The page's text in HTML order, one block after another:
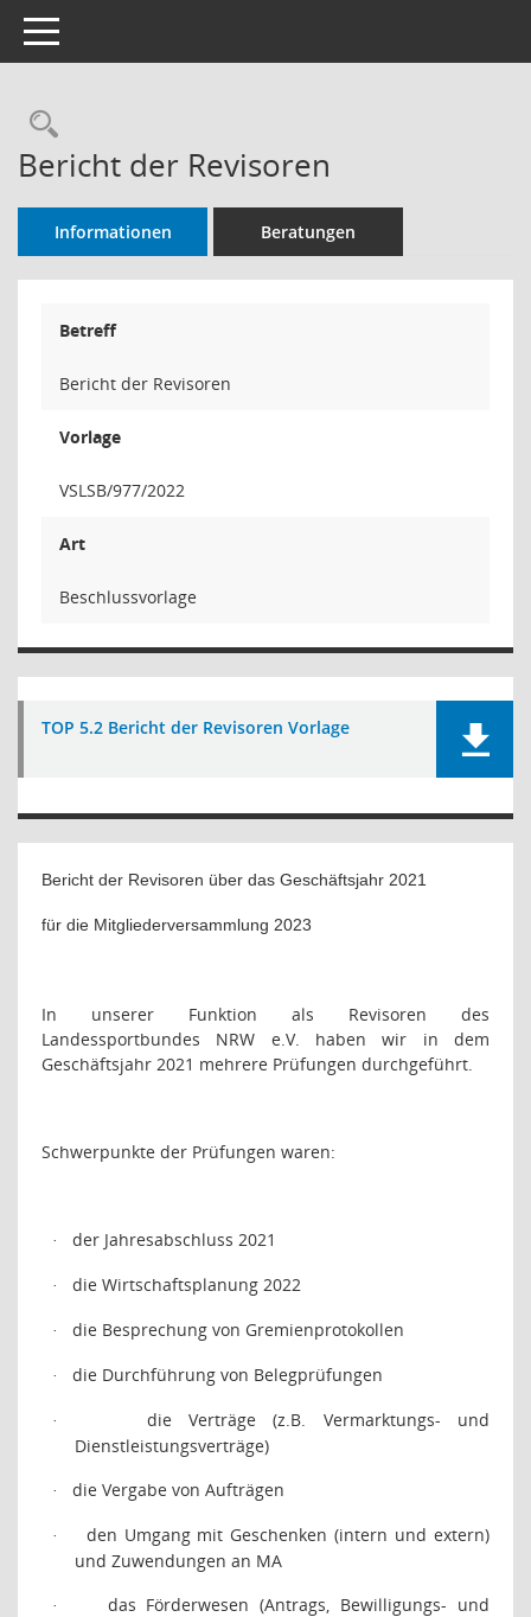
Toggle navigation
Rechercheauswahl
Bericht der Revisoren
Informationen Beratungen
Betreff
Bericht der Revisoren
Vorlage
VSLSB/977/2022
Art
Beschlussvorlage
TOP 5.2 Bericht der Revisoren Vorlage
Bericht der Revisoren über das Geschäftsjahr 2021
für die Mitgliederversammlung 2023
In unserer Funktion als Revisoren des
Landessportbundes NRW e.V. haben wir in dem
Geschäftsjahr 2021 mehrere Prüfungen durchgeführt.
Schwerpunkte der Prüfungen waren:
· der Jahresabschluss 2021
· die Wirtschaftsplanung 2022
· die Besprechung von Gremienprotokollen
· die Durchführung von Belegprüfungen
·
die Verträge (z.B. Vermarktungs- und
Dienstleistungsverträge)
· die Vergabe von Aufträgen
·
den Umgang mit Geschenken (intern und extern)
und Zuwendungen an MA
·
das Förderwesen (Antrags, Bewilligungs- und